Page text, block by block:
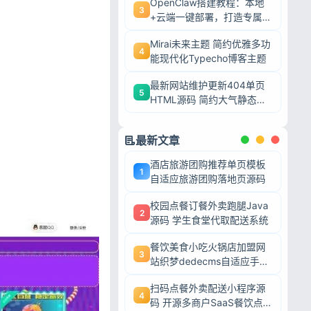
3
OpenClaw搭建教程：本地
+云端一键部署，打造专属AI
4
Mirai未来主题 简约优雅多功
能现代化Typecho博客主题
5
最新网站维护更新404单页
HTML源码 简约大气静态模
最新文章
1
酒店旅游团购推荐单页模板
自适应旅游团购落地页源码
2
校园点餐订餐外卖跑腿Java
源码 学生食堂代取配送系统
3
餐饮美食小吃火锅店加盟网
站织梦dedecms自适应手机
4
扫码点餐外卖配送小程序源
码 开源多商户SaaS餐饮点